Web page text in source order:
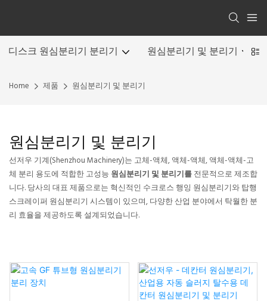
디스크 원심분리기 분리기 원심분리기 및 분리기
Home 제품 원심분리기 및 분리기
원심분리기 및 분리기
선저우 기계(Shenzhou Machinery)는 고체-액체, 액체-액체, 액체-액체-고
체 분리 용도에 적합한 고성능 원심분리기 및 분리기를전문적으로 제조합
니다. 당사의 대표 제품으로는 혁신적인 수크로스 행잉 원심분리기와 탑행
스크레이퍼 원심분리기 시스템이 있으며, 다양한 산업 분야에서 탁월한 분
리 효율을 제공하도록 설계되었습니다.